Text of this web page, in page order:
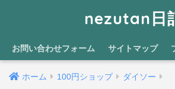
nezutan日
お問い合わせフォーム サイトマップ
ホーム 100円ショップ ダイソー